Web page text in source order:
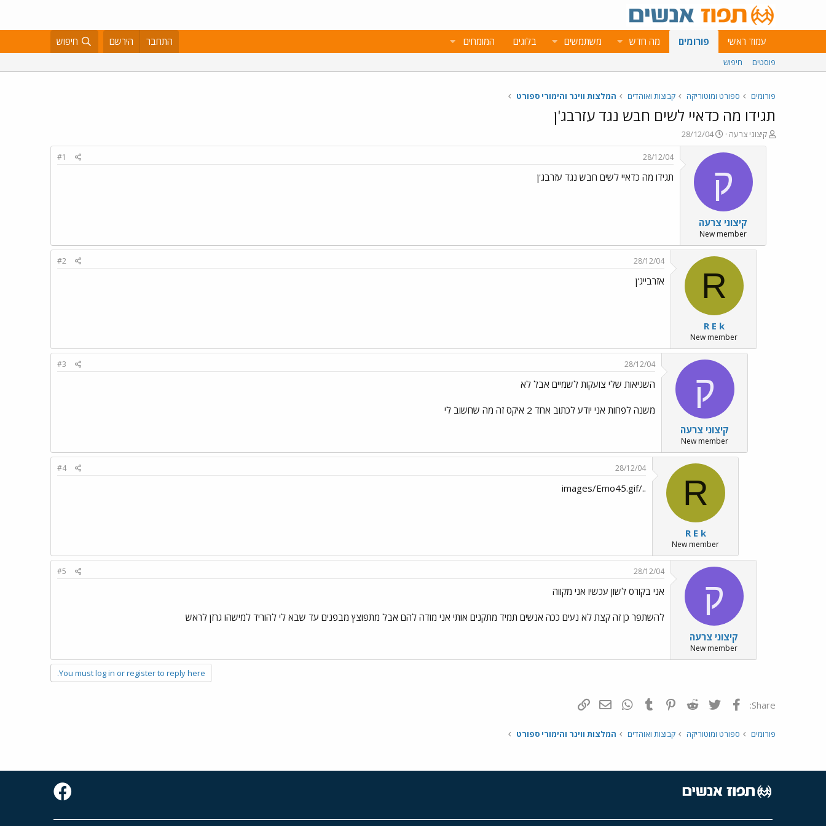
עמוד ראשי פורומים מה חדש משתמשים בלוגים המומחים התחבר הירשם חיפוש
פוסטים חיפוש
פורומים ספורט ומוטוריקה קבוצות ואוהדים המלצות ווינר והימורי ספורט
תגידו מה כדאיי לשים חבש נגד עזרבג'ן
פ
ו
קיצוני צרעה
פ
ו
ר
א
ר
י
ך
28/12/04
ק
קיצוני צרעה
New member
28/12/04
#1
תגידו מה כדאיי לשים חבש נגד עזרבג'ן
R
R E k
New member
28/12/04
#2
אזרבייג'ן
ק
קיצוני צרעה
New member
28/12/04
#3
השגיאות שלי צועקות לשמיים אבל לא
משנה לפחות אני יודע לכתוב אחד 2 איקס זה מה שחשוב לי
R
R E k
New member
28/12/04
#4
../images/Emo45.gif
ק
קיצוני צרעה
New member
28/12/04
#5
אני בקורס לשון עכשיו אני מקווה
להשתפר כן זה קצת לא נעים ככה אנשים תמיד מתקנים אותי אני מודה להם אבל מתפוצץ מבפנים עד שבא לי להוריד למישהו גרזן לראש
You must log in or register to reply here.
Share: פייסבוק Twitter
Reddit
Pinterest
Tumblr
WhatsAppדואר אלקטרוני
פורומים ספורט ומוטוריקה קבוצות ואוהדים המלצות ווינר והימורי ספורט